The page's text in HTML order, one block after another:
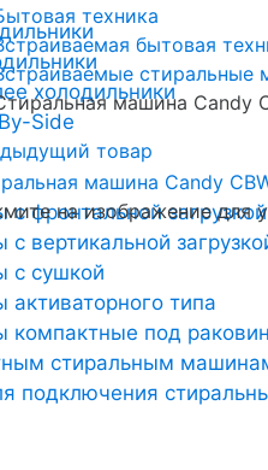
холодильники
Side
фронтальной загрузкой
вертикальной
с сушкой
типа
под
стиральным
подключения
техника
бытовая
стиральные
машина Candy
товар
на изображение для